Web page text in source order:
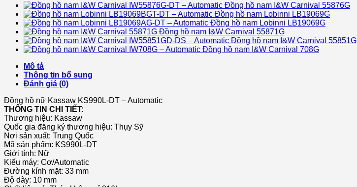
Đồng hồ nam I&W Carnival 55876G
Đồng hồ nam Lobinni LB19069G
Đồng hồ nam Lobinni LB19069G
Đồng hồ nam I&W Carnival 55871G
Đồng hồ nam I&W Carnival 55851G
Đồng hồ nam I&W Carnival 708G
Mô tả
Thông tin bổ sung
Đánh giá (0)
Đồng hồ nữ Kassaw KS990L-DT – Automatic
THÔNG TIN CHI TIẾT:
Thương hiệu: Kassaw
Quốc gia đăng ký thương hiệu: Thụy Sỹ
Nơi sản xuất: Trung Quốc
Mã sản phẩm: KS990L-DT
Giới tính: Nữ
Kiểu máy: Cơ/Automatic
Đường kính mặt: 33 mm
Độ dày: 10 mm